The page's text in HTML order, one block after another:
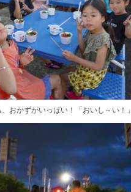
おかずがいっぱい！「おいし～い！」